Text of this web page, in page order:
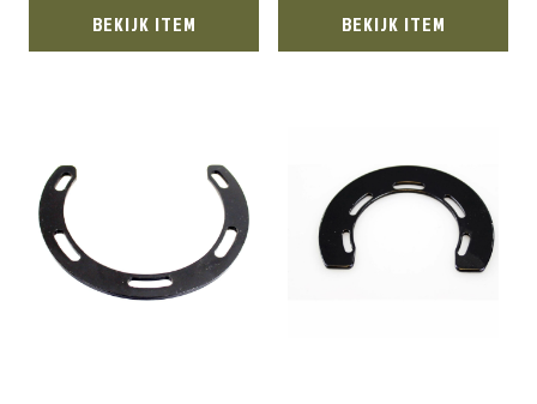
BEKIJK ITEM BEKIJK ITEM